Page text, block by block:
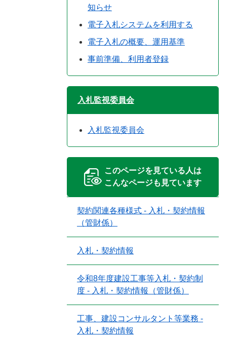
知らせ
電子入札システムを利用する
電子入札の概要、運用基準
事前準備、利用者登録
入札監視委員会
入札監視委員会
このページを見ている人は
こんなページも見ています
契約関連各種様式 - 入札・契約情報
（管財係）
入札・契約情報
令和8年度建設工事等入札・契約制
度 - 入札・契約情報（管財係）
工事、建設コンサルタント等業務 -
入札・契約情報